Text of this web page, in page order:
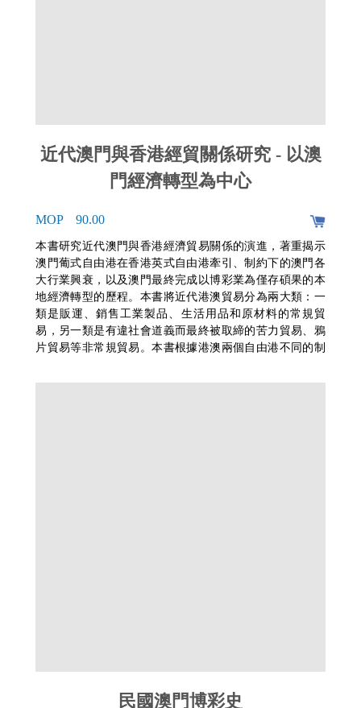
近代澳門與香港經貿關係研究 - 以澳
門經濟轉型為中心
MOP 90.00
本書研究近代澳門與香港經濟貿易關係的演進，著重揭示
澳門葡式自由港在香港英式自由港牽引、制約下的澳門各
大行業興衰，以及澳門最終完成以博彩業為僅存碩果的本
地經濟轉型的歷程。本書將近代港澳貿易分為兩大類：一
類是販運、銷售工業製品、生活用品和原材料的常規貿
易，另一類是有違社會道義而最終被取締的苦力貿易、鴉
片貿易等非常規貿易。本書根據港澳兩個自由港不同的制
港英政府和澳葡政府在非常規貿易中的博弈與分潤，分析
民國澳門博彩史